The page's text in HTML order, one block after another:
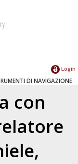
Login
DI NAVIGAZIONE
con
,